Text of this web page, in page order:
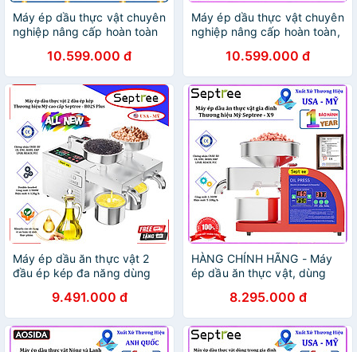
Máy ép dầu thực vật chuyên
nghiệp nâng cấp hoàn toàn
Septree T3 - Năng suất 6-
9kg/giờ - Hàng chính hãng
10.599.000 đ
Máy ép dầu thực vật chuyên
nghiệp nâng cấp hoàn toàn,
nhà hàng, khách sạn.
Thương hiệu Mỹ cao cấp
Septree - T3. HÀNG CHÍNH
HÃNG
10.599.000 đ
Máy ép dầu ăn thực vật 2
đầu ép kép đa năng dùng
Bán chuyên nghiệp. Thương
hiệu Mỹ cao cấp Septree -
B02S Plus. HÀNG CHÍNH
HÃNG
9.491.000 đ
HÀNG CHÍNH HÃNG - Máy
ép dầu ăn thực vật, dùng
Mỹ cao cấp Septree - X9
8.295.000 đ